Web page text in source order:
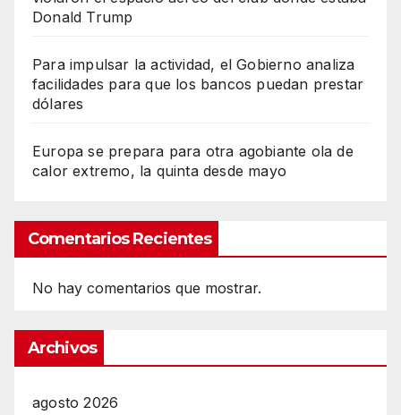
Donald Trump
Para impulsar la actividad, el Gobierno analiza
facilidades para que los bancos puedan prestar
dólares
Europa se prepara para otra agobiante ola de
calor extremo, la quinta desde mayo
Comentarios Recientes
No hay comentarios que mostrar.
Archivos
agosto 2026